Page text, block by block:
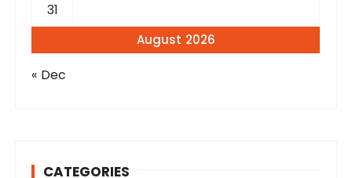
August 2026
31
« Dec
CATEGORIES